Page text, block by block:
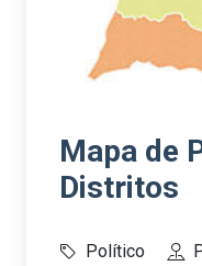
Mapa de
Distritos
Político